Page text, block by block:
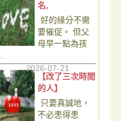
名,
好的緣分不需
要催促。 但父
母早一點為孩
2026-07-21
【改了三次時間
的人】
只要真誠地，
不必患得患